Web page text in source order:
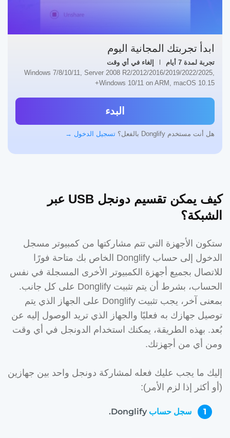
ابدأ تجربتك المجانية اليوم
تجربة لمدة 7 أيام
إلغاء في أي وقت
Windows 7/8/10/11, Server 2008 R2/2012/2016/2019/2022/2025,
Windows 10/11 on ARM, macOS 10.15+
هل أنت مستخدم Donglify بالفعل؟ تسجيل الدخول →
البدء
كيف يمكن تقسيم دونجل USB عبر
الشبكة؟
ستكون الأجهزة التي تتم مشاركتها من كمبيوتر مسجل
الدخول إلى حساب Donglify الخاص بك متاحة فورًا
للاتصال بجميع أجهزة الكمبيوتر الأخرى المسجلة في نفس
الحساب، بشرط أن يتم تثبيت Donglify على كل جانب.
بمعنى آخر، يجب تثبيت Donglify على الجهاز الذي يتم
توصيل جهازك به فعليًا والجهاز الذي تريد الوصول إليه عن
بُعد. بهذه الطريقة، يمكنك استخدام الدونجل في أي وقت
ومن أي من أجهزتك.
إليك ما يجب عليك فعله لمشاركة دونجل واحد بين جهازين
(أو أكثر إذا لزم الأمر):
1 سجل حساب